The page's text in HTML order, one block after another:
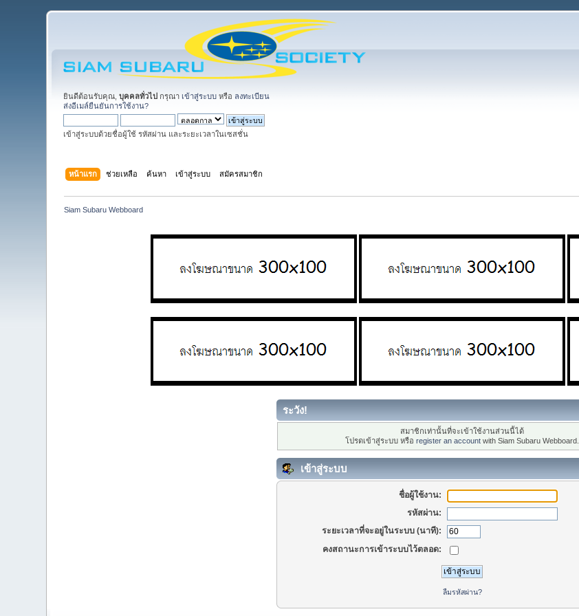
ยินดีต้อนรับคุณ,บุคคลทั่วไป กรุณา เข้าสู่ระบบ หรือ ลงทะเบียน
ส่งอีเมล์ยืนยันการใช้งาน?
เข้าสู่ระบบด้วยชื่อผู้ใช้ รหัสผ่าน และระยะเวลาในเซสชั่น
หน้าแรก ช่วยเหลือ ค้นหา เข้าสู่ระบบ สมัครสมาชิก
Siam Subaru Webboard
ระวัง!
สมาชิกเท่านั้นที่จะเข้าใช้งานส่วนนี้ได้
โปรดเข้าสู่ระบบ หรือ register an account with Siam Subaru Webboard.
เข้าสู่ระบบ
ชื่อผู้ใช้งาน:
รหัสผ่าน:
ระยะเวลาที่จะอยู่ในระบบ (นาที):
คงสถานะการเข้าระบบไว้ตลอด:
ลืมรหัสผ่าน?